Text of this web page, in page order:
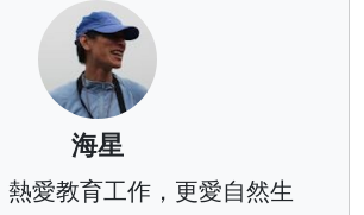
海星
熱愛教育工作，更愛自然生